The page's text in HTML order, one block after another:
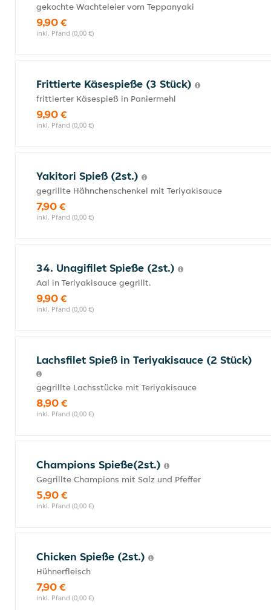
gekochte Wachteleier vom Teppanyaki
9,90 €
inkl. Pfand (0,00 €)
Frittierte Käsespieße (3 Stück)
frittierter Käsespieß in Paniermehl
9,90 €
inkl. Pfand (0,00 €)
Yakitori Spieß (2st.)
gegrillte Hähnchenschenkel mit Teriyakisauce
7,90 €
inkl. Pfand (0,00 €)
34. Unagifilet Spieße (2st.)
Aal in Teriyakisauce gegrillt.
9,90 €
inkl. Pfand (0,00 €)
Lachsfilet Spieß in Teriyakisauce (2 Stück)
gegrillte Lachsstücke mit Teriyakisauce
8,90 €
inkl. Pfand (0,00 €)
Champions Spieße(2st.)
Gegrillte Champions mit Salz und Pfeffer
5,90 €
inkl. Pfand (0,00 €)
Chicken Spieße (2st.)
Hühnerfleisch
7,90 €
inkl. Pfand (0,00 €)